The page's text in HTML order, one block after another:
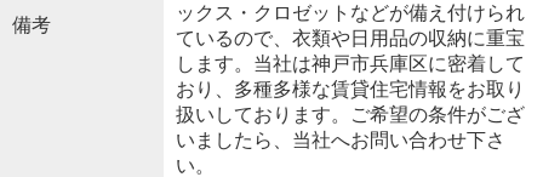
備考
ックス・クロゼットなどが備え付けられ
ているので、衣類や日用品の収納に重宝
します。当社は神戸市兵庫区に密着して
おり、多種多様な賃貸住宅情報をお取り
扱いしております。ご希望の条件がござ
いましたら、当社へお問い合わせ下さ
い。